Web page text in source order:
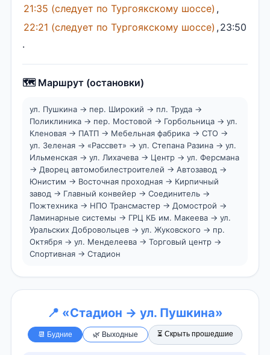
21:35 (следует по Тургоякскому шоссе) ,
22:21 (следует по Тургоякскому шоссе) ,23:50
.
🗺️ Маршрут (остановки)
ул. Пушкина → пер. Широкий → пл. Труда →
Поликлиника → пер. Мостовой → Горбольница → ул.
Кленовая → ПАТП → Мебельная фабрика → СТО →
ул. Зеленая → «Рассвет» → ул. Степана Разина → ул.
Ильменская → ул. Лихачева → Центр → ул. Ферсмана
→ Дворец автомобилестроителей → Автозавод →
Юнистим → Восточная проходная → Кирпичный
завод → Главный конвейер → Соединитель →
Пожтехника → НПО Трансмастер → Домострой →
Ламинарные системы → ГРЦ КБ им. Макеева → ул.
Уральских Добровольцев → ул. Жуковского → пр.
Октября → ул. Менделеева → Торговый центр →
Спортивная → Стадион
📍 «Стадион → ул. Пушкина»
📆 Будние 🌿 Выходные ⏳ Скрыть прошедшие